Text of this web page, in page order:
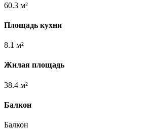
60.3 м²
Площадь кухни
8.1 м²
Жилая площадь
38.4 м²
Балкон
Балкон